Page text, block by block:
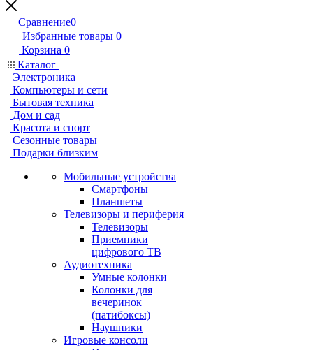
Сравнение0
Избранные товары 0
Корзина 0
Каталог
Электроника
Компьютеры и сети
Бытовая техника
Дом и сад
Красота и спорт
Сезонные товары
Подарки близким
Мобильные устройства
Смартфоны
Планшеты
Телевизоры и периферия
Телевизоры
Приемники
цифрового ТВ
Аудиотехника
Умные колонки
Колонки для
вечеринок
(патибоксы)
Наушники
Игровые консоли